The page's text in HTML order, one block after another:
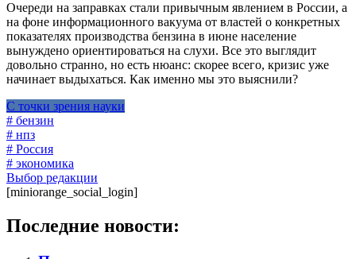
Очереди на заправках стали привычным явлением в России, а
на фоне информационного вакуума от властей о конкретных
показателях производства бензина в июне население
вынуждено ориентироваться на слухи. Все это выглядит
довольно странно, но есть нюанс: скорее всего, кризис уже
начинает выдыхаться. Как именно мы это выяснили?
С точки зрения науки
# бензин
# нпз
# Россия
# экономика
Выбор редакции
[miniorange_social_login]
Последние новости: